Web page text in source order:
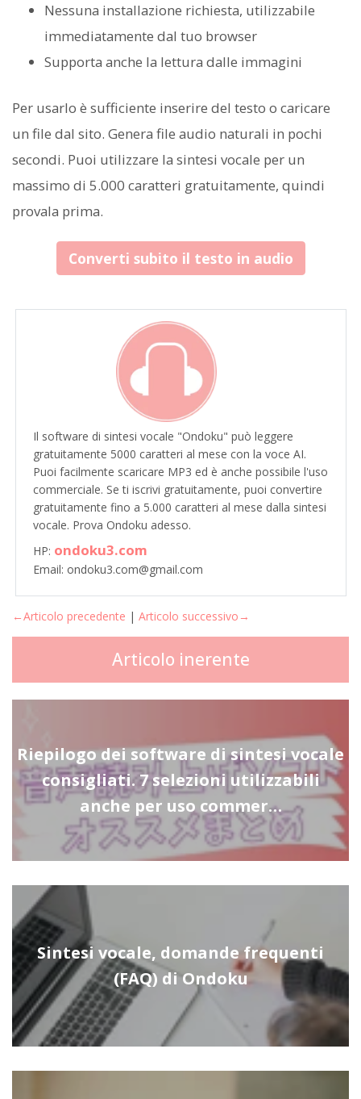
Nessuna installazione richiesta, utilizzabile
immediatamente dal tuo browser
Supporta anche la lettura dalle immagini
Per usarlo è sufficiente inserire del testo o caricare
un file dal sito. Genera file audio naturali in pochi
secondi. Puoi utilizzare la sintesi vocale per un
massimo di 5.000 caratteri gratuitamente, quindi
provala prima.
Converti subito il testo in audio
Il software di sintesi vocale "Ondoku" può leggere
gratuitamente 5000 caratteri al mese con la voce AI.
Puoi facilmente scaricare MP3 ed è anche possibile l'uso
commerciale. Se ti iscrivi gratuitamente, puoi convertire
gratuitamente fino a 5.000 caratteri al mese dalla sintesi
vocale. Prova Ondoku adesso.
HP: ondoku3.com
Email: ondoku3.com@gmail.com
←Articolo precedente | Articolo successivo→
Articolo inerente
Riepilogo dei software di sintesi vocale
consigliati. 7 selezioni utilizzabili
anche per uso commer…
Sintesi vocale, domande frequenti
(FAQ) di Ondoku